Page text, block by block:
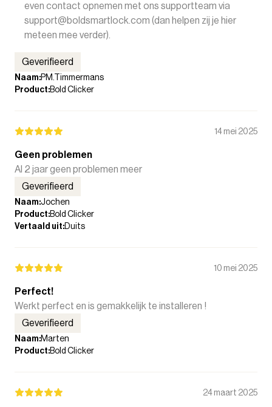
even contact opnemen met ons supportteam via
support@boldsmartlock.com (dan helpen zij je hier
meteen mee verder).
Geverifieerd
Naam:PM.Timmermans
Product:Bold Clicker
14 mei 2025
Geen problemen
Al 2 jaar geen problemen meer
Geverifieerd
Naam:Jochen
Product:Bold Clicker
Vertaald uit: Duits
10 mei 2025
Perfect!
Werkt perfect en is gemakkelijk te installeren !
Geverifieerd
Naam:Marten
Product:Bold Clicker
24 maart 2025